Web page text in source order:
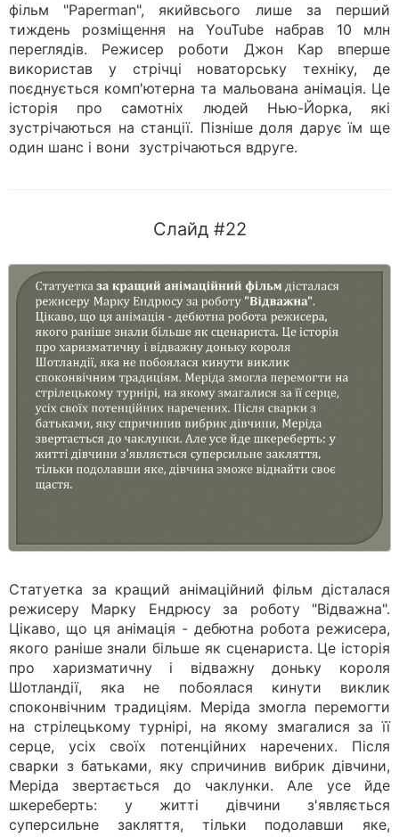
фільм "Paperman", якийвсього лише за перший
тиждень розміщення на YouTube набрав 10 млн
переглядів. Режисер роботи Джон Кар вперше
використав у стрічці новаторську техніку, де
поєднується комп'ютерна та мальована анімація. Це
історія про самотніх людей Нью-Йорка, які
зустрічаються на станції. Пізніше доля дарує їм ще
один шанс і вони зустрічаються вдруге.
Слайд #22
Статуетка за кращий анімаційний фільм дісталася
режисеру Марку Ендрюсу за роботу "Відважна".
Цікаво, що ця анімація - дебютна робота режисера,
якого раніше знали більше як сценариста. Це історія
про харизматичну і відважну доньку короля
Шотландії, яка не побоялася кинути виклик
споконвічним традиціям. Меріда змогла перемогти
на стрілецькому турнірі, на якому змагалися за її
серце, усіх своїх потенційних наречених. Після
сварки з батьками, яку спричинив вибрик дівчини,
Меріда звертається до чаклунки. Але усе йде
шкереберть: у житті дівчини з'являється
суперсильне закляття, тільки подолавши яке,